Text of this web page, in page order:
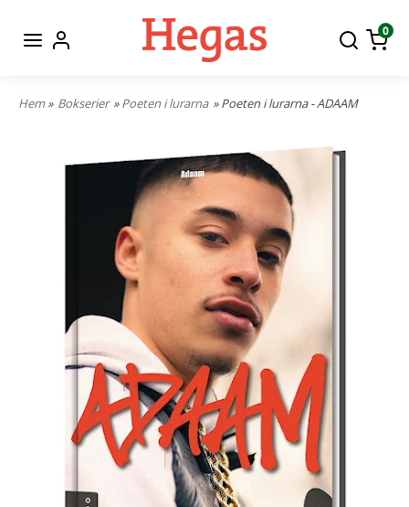
0
Hem» Bokserier »Poeten i lurarna » Poeten i lurarna - ADAAM